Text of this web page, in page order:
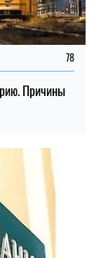
78
Причины